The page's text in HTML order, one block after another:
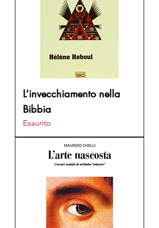
L’invecchiamento nella
Bibbia
Esaurito